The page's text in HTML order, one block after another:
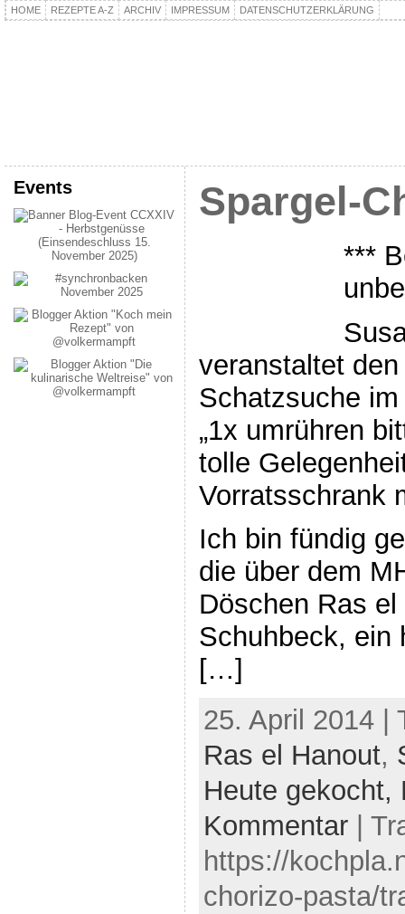
HOME REZEPTE A-Z ARCHIV IMPRESSUM DATENSCHUTZERKLÄRUNG
Events Spargel-
***
veranstaltet
Schatzsuche
„1x umrühren
tolle
Vorratsschrank
Ich bin fündig
die über dem
Döschen Ras
Schuhbeck, ein
[…]
25. April 2014 |
Ras el Hanout,
Heute gekocht,
Kommentar|
https://
chorizo-pasta/